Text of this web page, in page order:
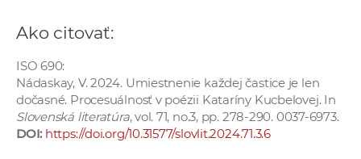
Ako citovať:
ISO 690:
Nádaskay, V. 2024. Umiestnenie každej častice je len
dočasné. Procesuálnosť v poézii Kataríny Kucbelovej. In
Slovenská literatúra, vol. 71, no.3, pp. 278-290. 0037-6973.
DOI: https://doi.org/10.31577/slovlit.2024.71.3.6